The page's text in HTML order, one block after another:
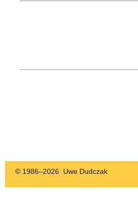
© 1986–2026 Uwe Dudczak